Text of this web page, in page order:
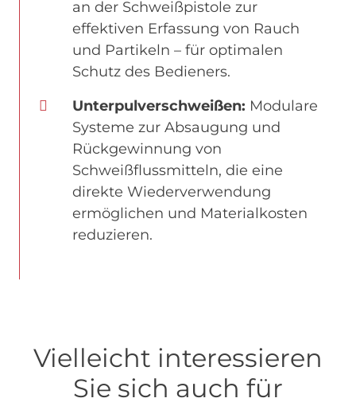
an der Schweißpistole zur
effektiven Erfassung von Rauch
und Partikeln – für optimalen
Schutz des Bedieners.
Unterpulverschweißen: Modulare
Systeme zur Absaugung und
Rückgewinnung von
Schweißflussmitteln, die eine
direkte Wiederverwendung
ermöglichen und Materialkosten
reduzieren.
Vielleicht interessieren
Sie sich auch für